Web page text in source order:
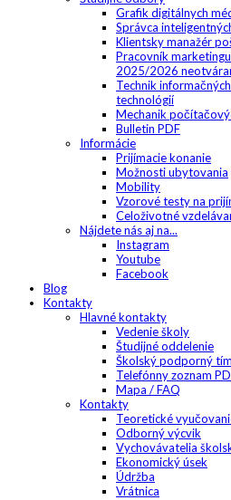
Grafik digitálnych
Správca
Klientsky manažér
Pracovník
2025/2026
Technik
technológií
Mechanik
Bulletin PDF
Informácie
Prijímacie konanie
Možnosti ubytovania
Mobility
Vzorové testy na
Celoživotné
Nájdete nás aj na...
Instagram
Youtube
Facebook
Blog
Kontakty
Hlavné kontakty
Vedenie školy
Študijné oddelenie
Školský podporný tím
Telefónny zoznam
Mapa / FAQ
Kontakty
Teoretické
Odborný výcvik
Vychovávatelia
Ekonomický úsek
Údržba
Vrátnica